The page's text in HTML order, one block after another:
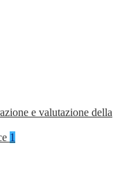
e valutazione della
1